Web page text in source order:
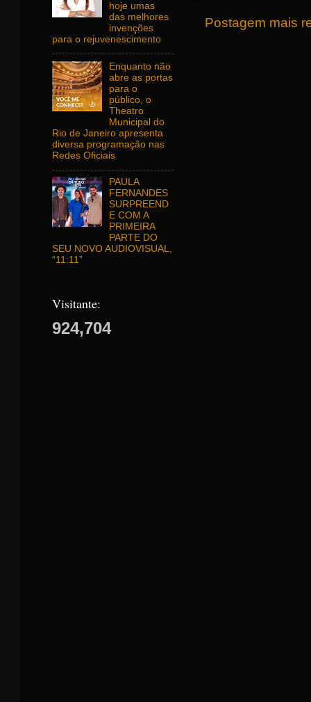
Postagem mais
hoje umas
das melhores
invenções
para o rejuvenescimento
Enquanto não
abre as portas
para o
público, o
Theatro
Municipal do
Rio de Janeiro apresenta
diversa programação nas
Redes Oficiais
PAULA
FERNANDES
SURPREEND
E COM A
PRIMEIRA
PARTE DO
SEU NOVO AUDIOVISUAL,
“11:11”
Visitante:
924,704